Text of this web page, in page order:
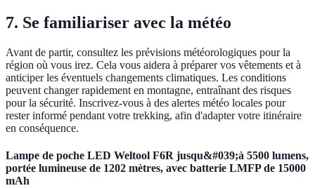
7. Se familiariser avec la météo
Avant de partir, consultez les prévisions météorologiques pour la
région où vous irez. Cela vous aidera à préparer vos vêtements et à
anticiper les éventuels changements climatiques. Les conditions
peuvent changer rapidement en montagne, entraînant des risques
pour la sécurité. Inscrivez-vous à des alertes météo locales pour
rester informé pendant votre trekking, afin d'adapter votre itinéraire
en conséquence.
Lampe de poche LED Weltool F6R jusqu&#039;à 5500 lumens,
portée lumineuse de 1202 mètres, avec batterie LMFP de 15000
mAh